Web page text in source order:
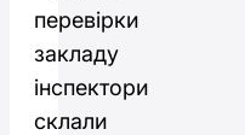
перевірки
закладу
інспектори
склали